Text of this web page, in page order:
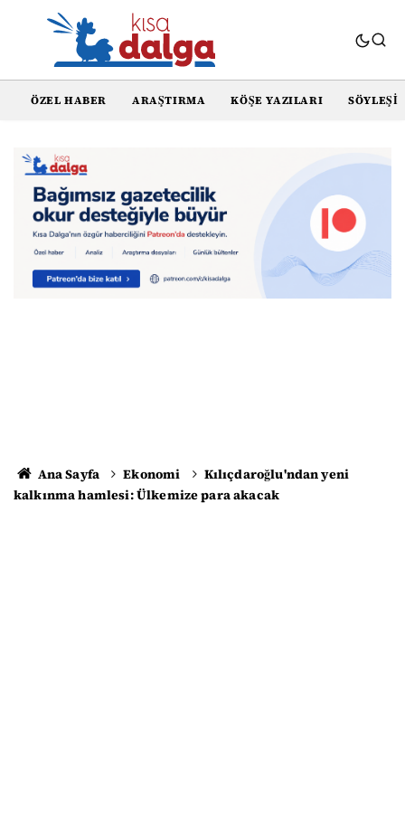
ÖZEL HABER ARAŞTIRMA KÖŞE YAZILARI SÖYLEŞI
Ana Sayfa Ekonomi
Kılıçdaroğlu'ndan yeni
kalkınma hamlesi: Ülkemize para akacak